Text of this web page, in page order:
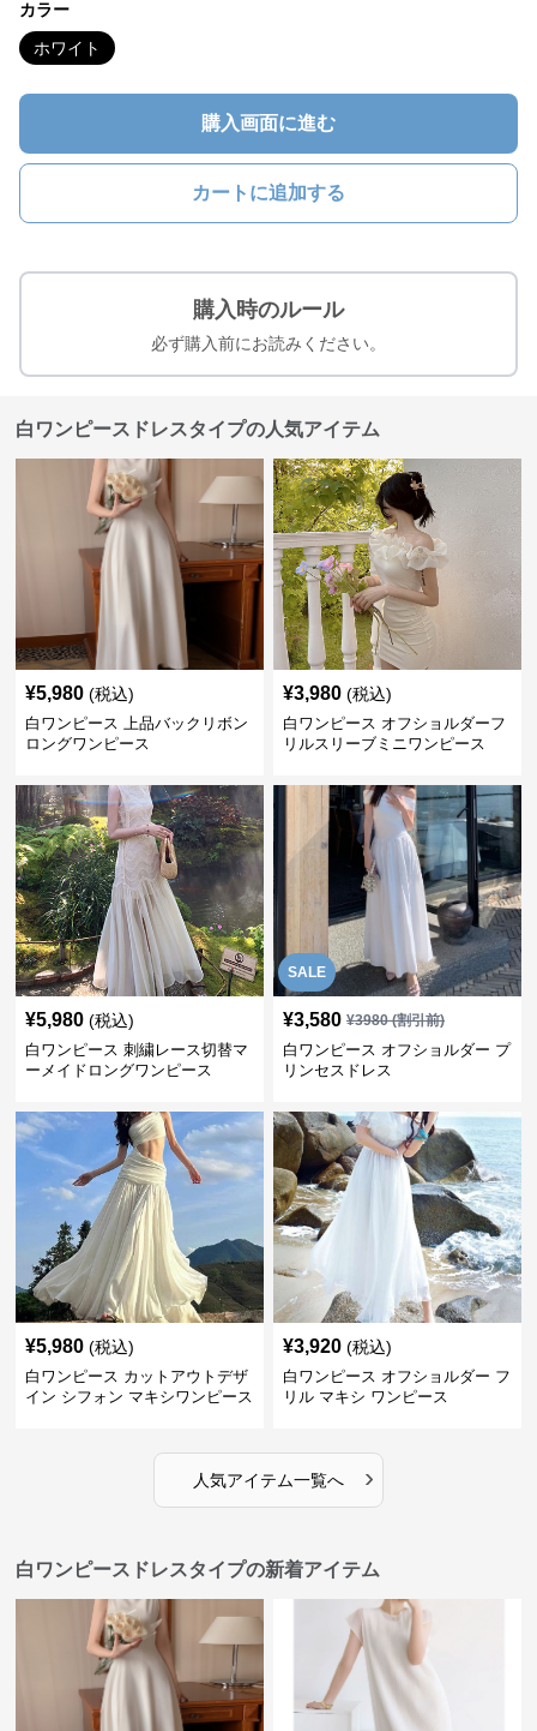
カラー
ホワイト
購入画面に進む
カートに追加する
購入時のルール
必ず購入前にお読みください。
白ワンピースドレスタイプの人気アイテム
¥5,980 (税込)
白ワンピース 上品バックリボン
ロングワンピース
¥3,980 (税込)
白ワンピース オフショルダーフ
リルスリーブミニワンピース
¥5,980 (税込)
白ワンピース 刺繍レース切替マ
ーメイドロングワンピース
SALE
¥3,580 ¥3980(割引前)
白ワンピース オフショルダー プ
リンセスドレス
¥5,980 (税込)
白ワンピース カットアウトデザ
イン シフォン マキシワンピース
¥3,920 (税込)
白ワンピース オフショルダー フ
リル マキシ ワンピース
人気アイテム一覧へ ›
白ワンピースドレスタイプの新着アイテム